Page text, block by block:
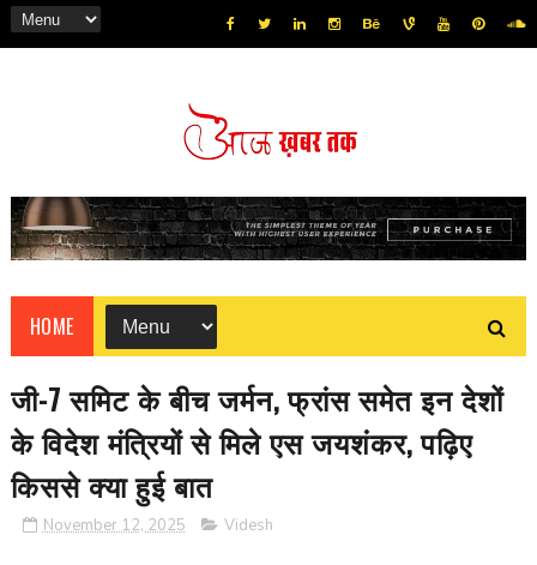
HOME
जी-7 समिट के बीच जर्मन, फ्रांस समेत इन देशों
के विदेश मंत्रियों से मिले एस जयशंकर, पढ़िए
किससे क्या हुई बात
November 12, 2025 Videsh